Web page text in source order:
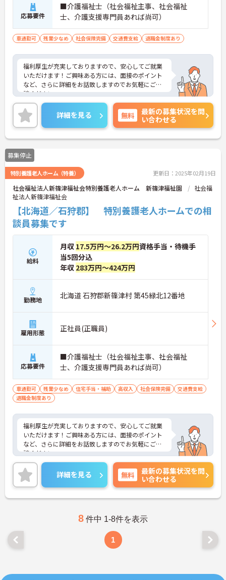
応募要件
■介護福祉士（社会福祉主事、社会福祉
士、介護支援専門員あれば尚可）
車通勤可 残業少なめ 社会保険完備 交通費支給 退職金制度あり
福利厚生が充実しておりますので、安心してご就業
いただけます！ご興味ある方には、面接のポイント
など、さらに詳細をお話致しますのでお気軽にご相
談ください。
詳細を見る 無料
最新の募集状況を問
い合わせる
募集停止
特別養護老人ホーム（特養） 更新日：2025年02月19日
社会福祉法人新篠津福祉会特別養護老人ホーム 新篠津福祉園
社会福
祉法人新篠津福祉会
【北海道／石狩郡】 特別養護老人ホームでの相
談員募集です
給料
月収 17.5万円～26.2万円資格手当・待機手
当5回分込
年収 283万円～424万円
勤務地 北海道 石狩郡新篠津村 第45緑北12番地
雇用形態 正社員(正職員)
応募要件
■介護福祉士（社会福祉主事、社会福祉
士、介護支援専門員あれば尚可）
車通勤可 残業少なめ 住宅手当・補助 高収入 社会保険完備
交通費支給
退職金制度あり
福利厚生が充実しておりますので、安心してご就業
いただけます！ご興味ある方には、面接のポイント
など、さらに詳細をお話致しますのでお気軽にご相
談ください。
詳細を見る 無料
最新の募集状況を問
い合わせる
8 件中 1-8件を表示
1